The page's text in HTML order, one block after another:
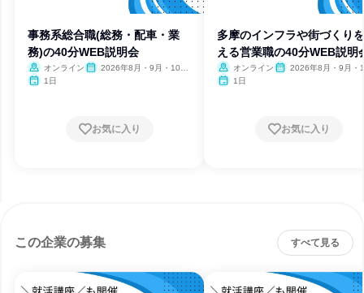
事務系総合職(総務・配車・業
務)の40分WEB説明会
オンライン
2026年8月・9月・10
1日
お気に入り
多摩のインフラや街づくり
える営業職の40分WEB説明
オンライン
2026年8月・9月・
1日
お気に入り
この企業の募集 すべて見る